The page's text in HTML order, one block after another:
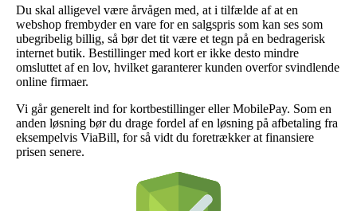
Du skal alligevel være årvågen med, at i tilfælde af at en
webshop frembyder en vare for en salgspris som kan ses som
ubegribelig billig, så bør det tit være et tegn på en bedragerisk
internet butik. Bestillinger med kort er ikke desto mindre
omsluttet af en lov, hvilket garanterer kunden overfor svindlende
online firmaer.
Vi går generelt ind for kortbestillinger eller MobilePay. Som en
anden løsning bør du drage fordel af en løsning på afbetaling fra
eksempelvis ViaBill, for så vidt du foretrækker at finansiere
prisen senere.